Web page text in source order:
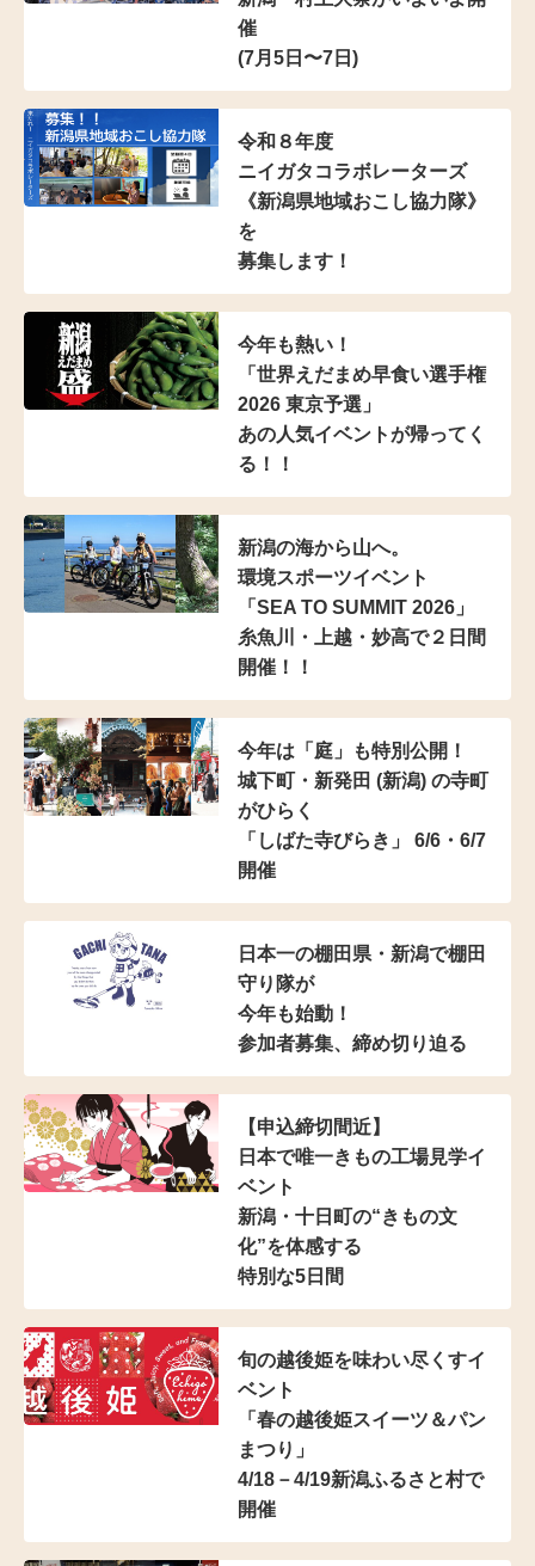
催
(7月5日〜7日)
令和８年度
ニイガタコラボレーターズ
《新潟県地域おこし協力隊》
を
募集します！
今年も熱い！
「世界えだまめ早食い選手権
2026 東京予選」
あの人気イベントが帰ってく
る！！
新潟の海から山へ。
環境スポーツイベント
「SEA TO SUMMIT 2026」
糸魚川・上越・妙高で２日間
開催！！
今年は「庭」も特別公開！
城下町・新発田 (新潟) の寺町
がひらく
「しばた寺びらき」 6/6・6/7
開催
日本一の棚田県・新潟で棚田
守り隊が
今年も始動！
参加者募集、締め切り迫る
【申込締切間近】
日本で唯一きもの工場見学イ
ベント
新潟・十日町の“きもの文
化”を体感する
特別な5日間
旬の越後姫を味わい尽くすイ
ベント
「春の越後姫スイーツ＆パン
まつり」
4/18－4/19新潟ふるさと村で
開催